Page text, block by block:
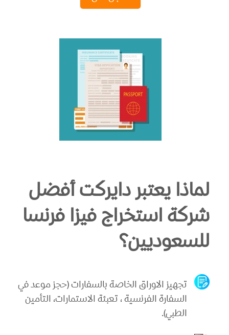
لماذا يعتبر دايركت أفضل
شركة استخراج فيزا فرنسا
للسعوديين؟
تجهيز الاوراق الخاصة بالسفارات (حجز موعد في
السفارة الفرنسية ، تعبئة الاستمارات، التأمين
الطبي).